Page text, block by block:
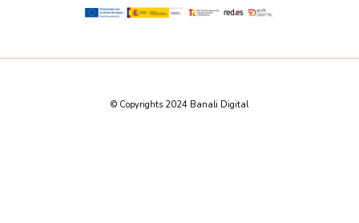
© Copyrights 2024 Banali Digital